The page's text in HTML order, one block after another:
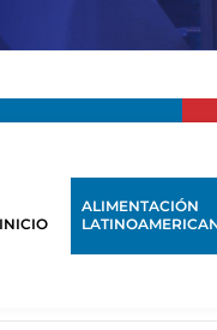
INICIO
ALIMENTACIÓN